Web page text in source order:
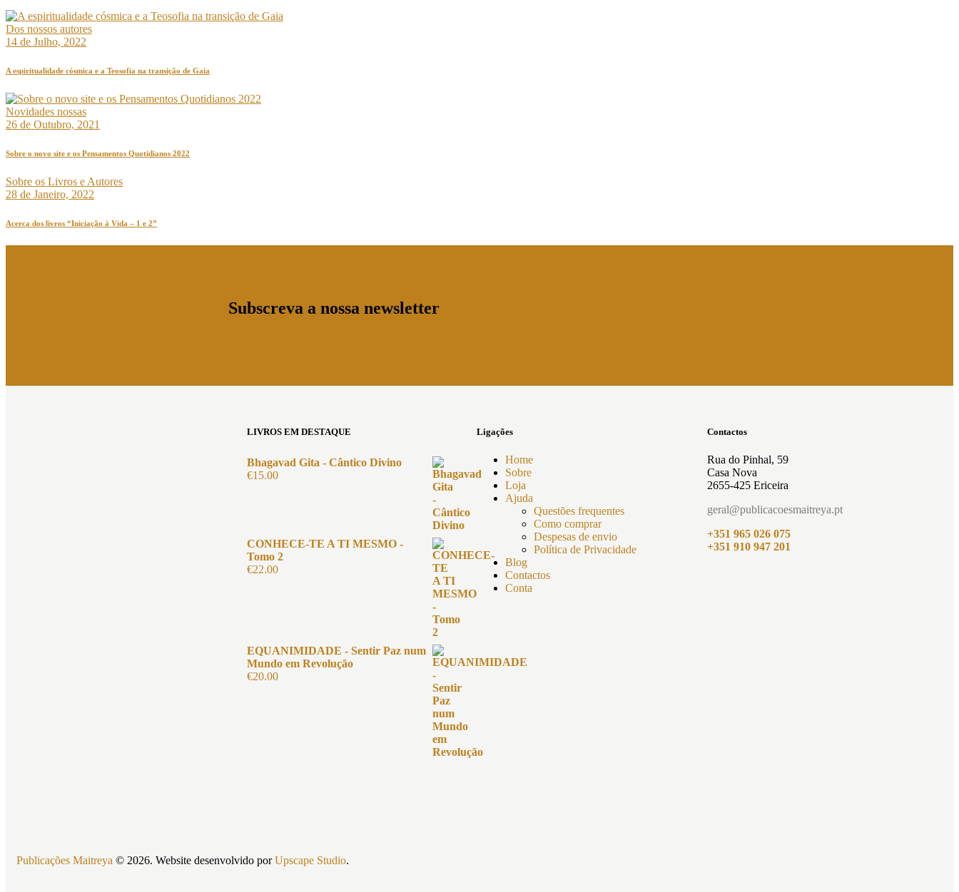
Dos nossos autores
14 de Julho, 2022
A espiritualidade cósmica e a Teosofia na transição de Gaia
Novidades nossas
26 de Outubro, 2021
Sobre o novo site e os Pensamentos Quotidianos 2022
Sobre os Livros e Autores
28 de Janeiro, 2022
Acerca dos livros “Iniciação à Vida – 1 e 2”
Subscreva a nossa newsletter
LIVROS EM DESTAQUE
Bhagavad Gita - Cântico Divino
€15.00
CONHECE-TE A TI MESMO -
Tomo 2
€22.00
EQUANIMIDADE - Sentir Paz num
Mundo em Revolução
€20.00
Ligações
Home
Sobre
Loja
Ajuda
Questões frequentes
Como comprar
Despesas de envio
Política de Privacidade
Blog
Contactos
Conta
Contactos
Rua do Pinhal, 59
Casa Nova
2655-425 Ericeira
geral@publicacoesmaitreya.pt
+351 965 026 075
+351 910 947 201
Publicações Maitreya © 2026. Website desenvolvido porUpscape Studio.